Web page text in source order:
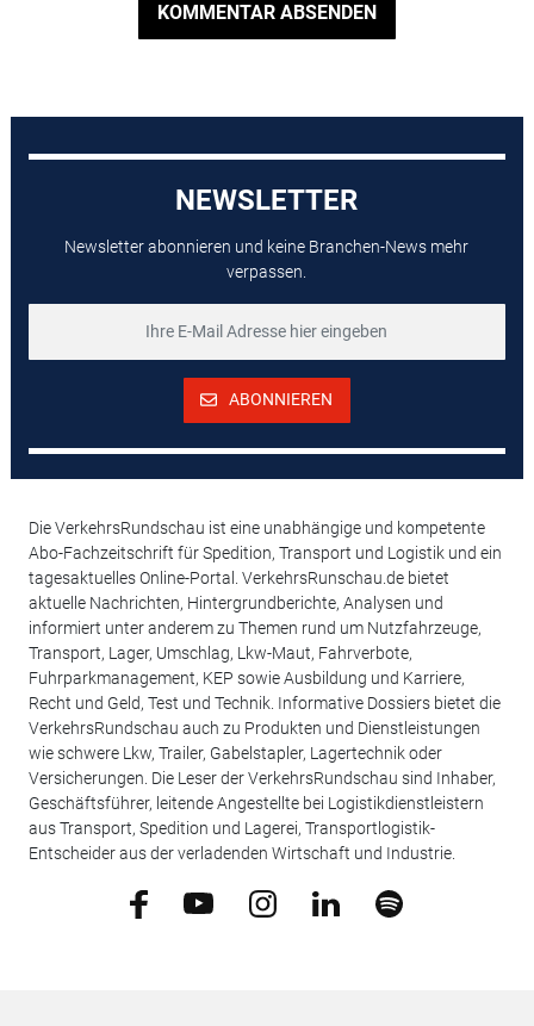
KOMMENTAR ABSENDEN
NEWSLETTER
Newsletter abonnieren und keine Branchen-News mehr
verpassen.
ABONNIEREN
Die VerkehrsRundschau ist eine unabhängige und kompetente
Abo-Fachzeitschrift für Spedition, Transport und Logistik und ein
tagesaktuelles Online-Portal. VerkehrsRunschau.de bietet
aktuelle Nachrichten, Hintergrundberichte, Analysen und
informiert unter anderem zu Themen rund um Nutzfahrzeuge,
Transport, Lager, Umschlag, Lkw-Maut, Fahrverbote,
Fuhrparkmanagement, KEP sowie Ausbildung und Karriere,
Recht und Geld, Test und Technik. Informative Dossiers bietet die
VerkehrsRundschau auch zu Produkten und Dienstleistungen
wie schwere Lkw, Trailer, Gabelstapler, Lagertechnik oder
Versicherungen. Die Leser der VerkehrsRundschau sind Inhaber,
Geschäftsführer, leitende Angestellte bei Logistikdienstleistern
aus Transport, Spedition und Lagerei, Transportlogistik-
Entscheider aus der verladenden Wirtschaft und Industrie.